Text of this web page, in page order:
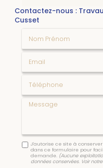
Contactez-nous :
Cusset
Message
J'autorise ce site à
dans ce formulaire pour
demande. (Aucune
données conservées. Voir